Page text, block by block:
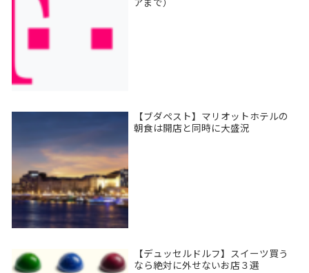
アまで）
【ブダペスト】マリオットホテルの
朝食は開店と同時に大盛況
【デュッセルドルフ】スイーツ買う
なら絶対に外せないお店３選